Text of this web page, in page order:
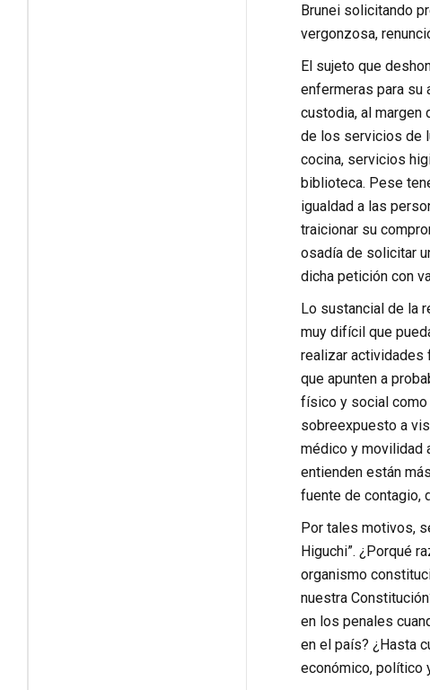
Brunei solicitando
vergonzosa,
El sujeto que
enfermeras para su
custodia, al
de los servicios de
cocina, servicios
biblioteca. Pese
igualdad a las
traicionar su
osadía de solicitar
dicha petición con
Lo sustancial de la
muy difícil que
realizar actividades
que apunten a
físico y social como
sobreexpuesto a
médico y movilidad
entienden están
fuente de contagio,
Por tales motivos,
Higuchi”. ¿Porqué
organismo
nuestra
en los penales
en el país? ¿Hasta
económico, político